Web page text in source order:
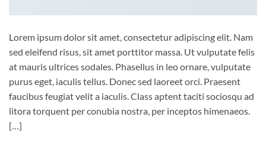
Lorem ipsum dolor sit amet, consectetur adipiscing elit. Nam
sed eleifend risus, sit amet porttitor massa. Ut vulputate felis
at mauris ultrices sodales. Phasellus in leo ornare, vulputate
purus eget, iaculis tellus. Donec sed laoreet orci. Praesent
faucibus feugiat velit a iaculis. Class aptent taciti sociosqu ad
litora torquent per conubia nostra, per inceptos himenaeos.
[…]